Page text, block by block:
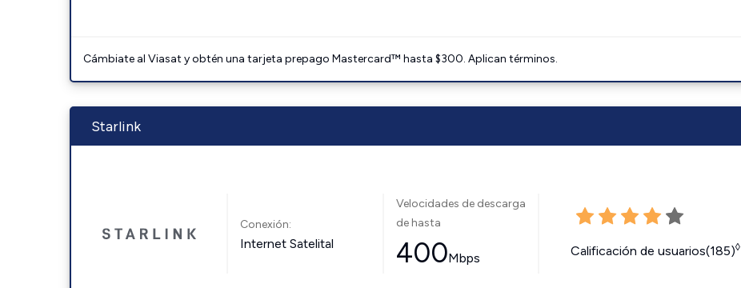
Cámbiate al Viasat y obtén una tarjeta prepago Mastercard™ hasta $300. Aplican términos.
Starlink
Conexión:
Internet Satelital
Velocidades de descarga
de hasta
400Mbps Calificación de usuarios(185)◊